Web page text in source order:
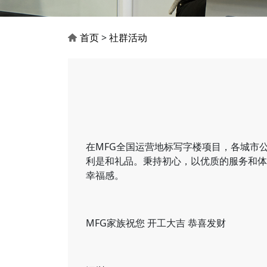
首页>社群活动
在MFG全国运营地标写字楼项目，各城市
利是和礼品。秉持初心，以优质的服务和
幸福感。
MFG家族祝您 开工大吉 恭喜发财